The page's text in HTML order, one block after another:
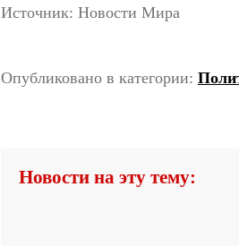
Источник: Новости Мира
Опубликовано в категории:
Новости на эту тему: